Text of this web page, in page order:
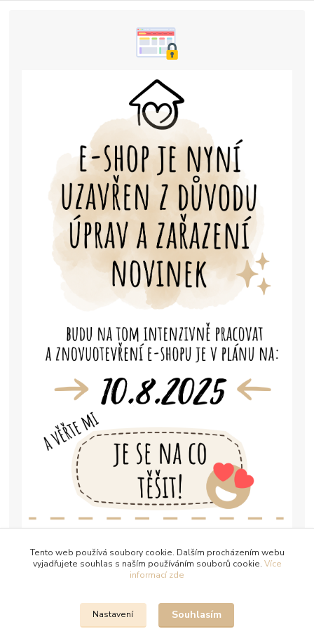
Tento web používá soubory cookie. Dalším procházením webu
vyjadřujete souhlas s naším používáním souborů cookie. Více
informací zde
Nastavení Souhlasím